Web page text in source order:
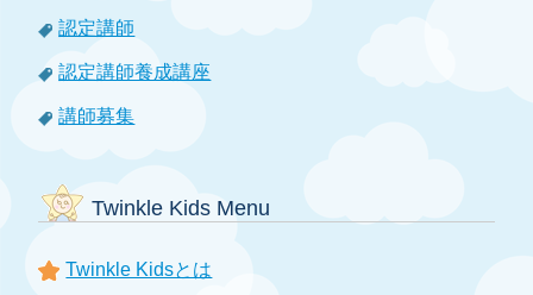
認定講師
認定講師養成講座
講師募集
Twinkle Kids Menu
Twinkle Kidsとは